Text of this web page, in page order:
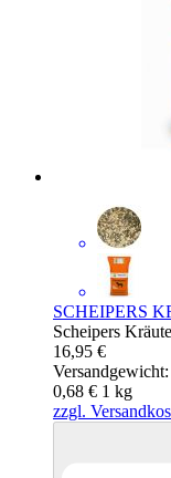
SCHEIPERS
Scheipers
16,95 €
0,68 € 1 kg
zzgl.